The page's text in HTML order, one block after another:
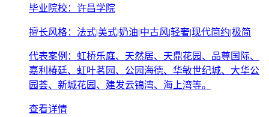
毕业院校：许昌学院
擅长风格：法式|美式|奶油|中古风|轻奢|现代简约|极简
代表案例：虹桥乐庭、天然居、天鼎花园、品尊国际、
嘉利椿廷、虹叶茗园、公园海德、华敏世纪城、大华公
园荟、新城花园、建发云锦湾、海上湾等。
查看详情